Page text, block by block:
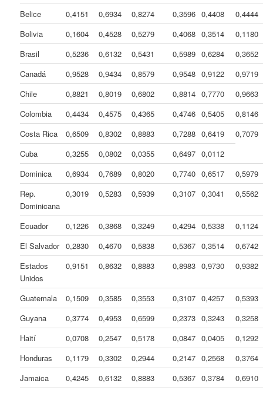
Belice
0,4151 0,6934 0,8274 0,3596 0,4408
0,4444
Bolivia
0,1604 0,4528 0,5279 0,4068 0,3514
0,1180
Brasil
0,5236 0,6132 0,5431 0,5989 0,6284
0,3652
Canadá
0,9528 0,9434 0,8579 0,9548 0,9122
0,9719
Chile
0,8821 0,8019 0,6802 0,8814 0,7770
0,9663
Colombia
0,4434 0,4575 0,4365 0,4746 0,5405
0,8146
Costa Rica
0,6509 0,8302 0,8883 0,7288 0,6419
0,7079
Cuba
0,3255 0,0802 0,0355 0,6497 0,0112
Dominica
0,6934 0,7689 0,8020 0,7740 0,6517
0,5979
Rep.
Dominicana
0,3019 0,5283 0,5939 0,3107 0,3041 0,5562
Ecuador 0,1226 0,3868 0,3249 0,4294 0,5338
0,1124
El Salvador 0,2830 0,4670 0,5838 0,5367 0,3514
0,6742
Estados
Unidos
0,9151 0,8632 0,8883 0,8983 0,9730 0,9382
Guatemala 0,1509 0,3585 0,3553 0,3107 0,4257
0,5393
Guyana
0,3774 0,4953 0,6599 0,2373 0,3243
0,3258
Haití
0,0708 0,2547 0,5178 0,0847 0,0405
0,1292
Honduras
0,1179 0,3302 0,2944 0,2147 0,2568
0,3764
Jamaica
0,4245 0,6132 0,8883 0,5367 0,3784
0,6910